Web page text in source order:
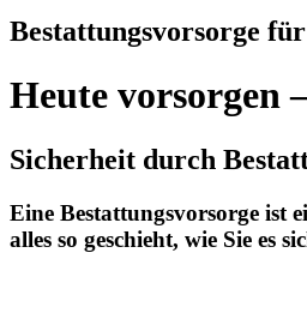
Bestattungsvorsorge
Heute vorsorgen
Sicherheit durch
Eine Bestattungsvorsorge ist
alles so geschieht, wie Sie es